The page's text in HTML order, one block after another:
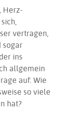
Herz-
vertragen,
sogar
ins
allgemein
auf: Wie
so viele
hat?